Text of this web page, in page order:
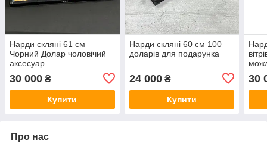
Нарди скляні 61 см
Чорний Долар чоловічий
аксесуар
30 000 ₴
Купити
Нарди скляні 60 см 100
доларів для подарунка
24 000₴
Купити
30
Про нас